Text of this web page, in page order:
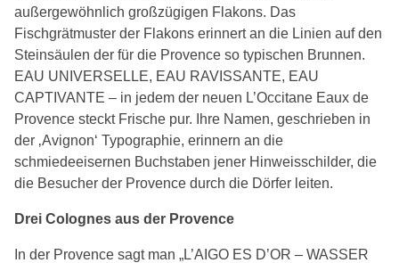
außergewöhnlich großzügigen Flakons. Das
Fischgrätmuster der Flakons erinnert an die Linien auf den
Steinsäulen der für die Provence so typischen Brunnen.
EAU UNIVERSELLE, EAU RAVISSANTE, EAU
CAPTIVANTE – in jedem der neuen L’Occitane Eaux de
Provence steckt Frische pur. Ihre Namen, geschrieben in
der ‚Avignon‘ Typographie, erinnern an die
schmiedeeisernen Buchstaben jener Hinweisschilder, die
die Besucher der Provence durch die Dörfer leiten.
Drei Colognes aus der Provence
In der Provence sagt man „L’AIGO ES D’OR – WASSER